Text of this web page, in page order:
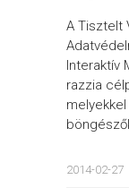
A Tisztelt
Interaktív
razzia
2014-02-27